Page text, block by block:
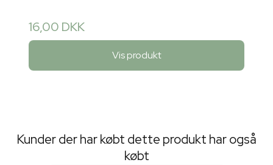
16,00 DKK
Vis produkt
Kunder der har købt dette produkt har også
købt